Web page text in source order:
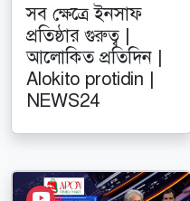
সব ক্ষেত্রে ইনসাফ
প্রতিষ্ঠার গুরুত্ব |
আলোকিত প্রতিদিন |
Alokito protidin |
NEWS24